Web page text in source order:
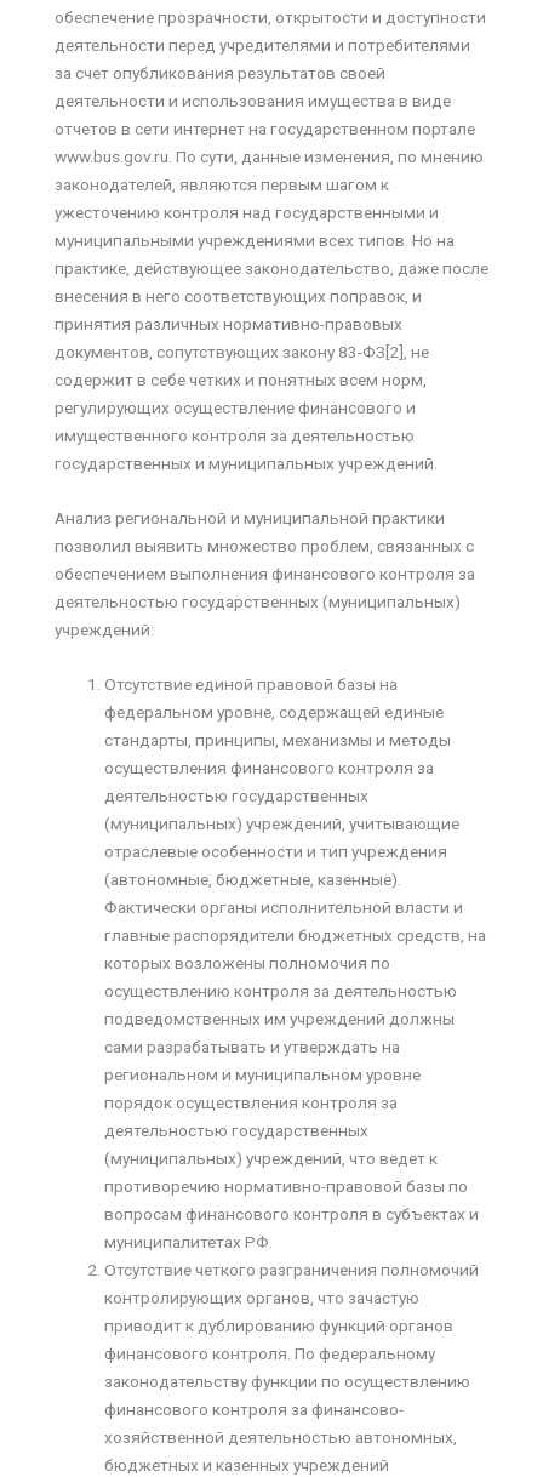
обеспечение прозрачности, открытости и доступности
деятельности перед учредителями и потребителями
за счет опубликования результатов своей
деятельности и использования имущества в виде
отчетов в сети интернет на государственном портале
www.bus.gov.ru. По сути, данные изменения, по мнению
законодателей, являются первым шагом к
ужесточению контроля над государственными и
муниципальными учреждениями всех типов. Но на
практике, действующее законодательство, даже после
внесения в него соответствующих поправок, и
принятия различных нормативно-правовых
документов, сопутствующих закону 83-ФЗ[2], не
содержит в себе четких и понятных всем норм,
регулирующих осуществление финансового и
имущественного контроля за деятельностью
государственных и муниципальных учреждений.
Анализ региональной и муниципальной практики
позволил выявить множество проблем, связанных с
обеспечением выполнения финансового контроля за
деятельностью государственных (муниципальных)
учреждений:
Отсутствие единой правовой базы на
федеральном уровне, содержащей единые
стандарты, принципы, механизмы и методы
осуществления финансового контроля за
деятельностью государственных
(муниципальных) учреждений, учитывающие
отраслевые особенности и тип учреждения
(автономные, бюджетные, казенные).
Фактически органы исполнительной власти и
главные распорядители бюджетных средств, на
которых возложены полномочия по
осуществлению контроля за деятельностью
подведомственных им учреждений должны
сами разрабатывать и утверждать на
региональном и муниципальном уровне
порядок осуществления контроля за
деятельностью государственных
(муниципальных) учреждений, что ведет к
противоречию нормативно-правовой базы по
вопросам финансового контроля в субъектах и
муниципалитетах РФ.
Отсутствие четкого разграничения полномочий
контролирующих органов, что зачастую
приводит к дублированию функций органов
финансового контроля. По федеральному
законодательству функции по осуществлению
финансового контроля за финансово-
хозяйственной деятельностью автономных,
бюджетных и казенных учреждений